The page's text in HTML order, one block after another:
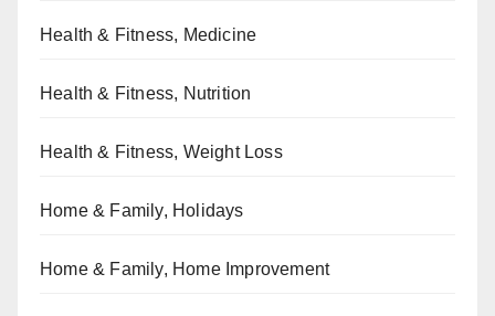
Health & Fitness, Medicine
Health & Fitness, Nutrition
Health & Fitness, Weight Loss
Home & Family, Holidays
Home & Family, Home Improvement